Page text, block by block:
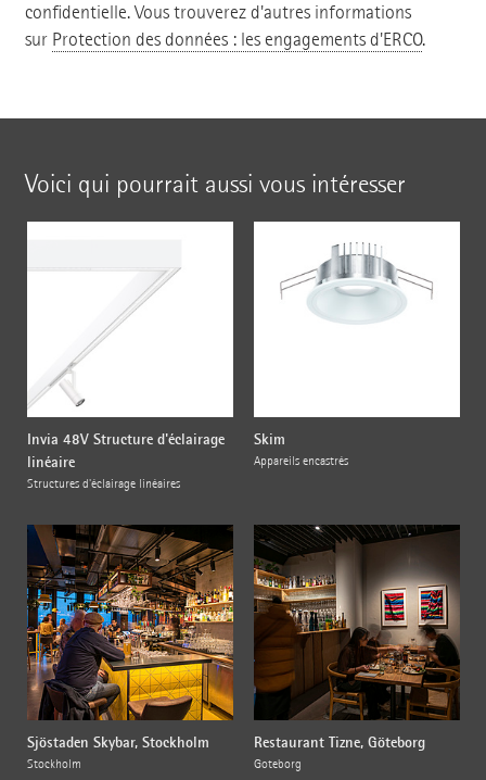
confidentielle. Vous trouverez d'autres informations
sur Protection des données : les engagements d'ERCO.
Voici qui pourrait aussi vous intéresser
Invia 48V Structure d'éclairage
linéaire
Structures d'éclairage linéaires
Skim
Appareils encastrés
Sjöstaden Skybar, Stockholm
Stockholm
Restaurant Tizne, Göteborg
Göteborg